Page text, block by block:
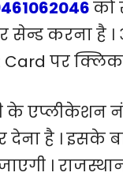
को
सेन्ड करना
Card पर
एप्लीकेशन
है । इसके
।